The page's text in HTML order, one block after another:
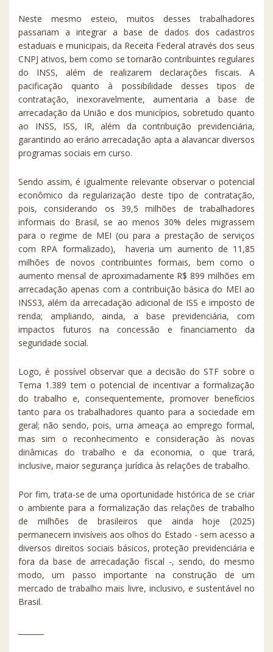
Neste mesmo esteio, muitos desses trabalhadores
passariam a integrar a base de dados dos cadastros
estaduais e municipais, da Receita Federal através dos seus
CNPJ ativos, bem como se tornarão contribuintes regulares
do INSS, além de realizarem declarações fiscais. A
pacificação quanto à possibilidade desses tipos de
contratação, inexoravelmente, aumentaria a base de
arrecadação da União e dos municípios, sobretudo quanto
ao INSS, ISS, IR, além da contribuição previdenciária,
garantindo ao erário arrecadação apta a alavancar diversos
programas sociais em curso.
Sendo assim, é igualmente relevante observar o potencial
econômico da regularização deste tipo de contratação,
pois, considerando os 39,5 milhões de trabalhadores
informais do Brasil, se ao menos 30% deles migrassem
para o regime de MEI (ou para a prestação de serviços
com RPA formalizado), haveria um aumento de 11,85
milhões de novos contribuintes formais, bem como o
aumento mensal de aproximadamente R$ 899 milhões em
arrecadação apenas com a contribuição básica do MEI ao
INSS3, além da arrecadação adicional de ISS e imposto de
renda; ampliando, ainda, a base previdenciária, com
impactos futuros na concessão e financiamento da
seguridade social.
Logo, é possível observar que a decisão do STF sobre o
Tema 1.389 tem o potencial de incentivar a formalização
do trabalho e, consequentemente, promover benefícios
tanto para os trabalhadores quanto para a sociedade em
geral; não sendo, pois, uma ameaça ao emprego formal,
mas sim o reconhecimento e consideração às novas
dinâmicas do trabalho e da economia, o que trará,
inclusive, maior segurança jurídica às relações de trabalho.
Por fim, trata-se de uma oportunidade histórica de se criar
o ambiente para a formalização das relações de trabalho
de milhões de brasileiros que ainda hoje (2025)
permanecem invisíveis aos olhos do Estado - sem acesso a
diversos direitos sociais básicos, proteção previdenciária e
fora da base de arrecadação fiscal -, sendo, do mesmo
modo, um passo importante na construção de um
mercado de trabalho mais livre, inclusivo, e sustentável no
Brasil.